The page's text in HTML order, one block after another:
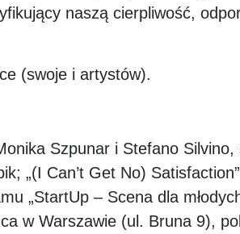
naszą cierpliwość,
(swoje i artystów).
Szpunar i Stefano
„(I Can’t Get No)
„StartUp – Scena dla
w Warszawie (ul. Bruna 9),